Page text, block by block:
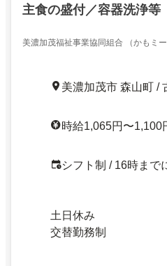
主食の盛付／容器洗浄等
美濃加茂福祉事業協同組合 （かもミー
美濃加茂市 森山町 /
時給1,065円〜1,100
シフト制 / 16時まで
土日休み
交替勤務制